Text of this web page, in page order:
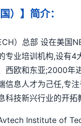
）】简介：
）总部 设在美国
专业培训机构,设有4
西欧和东亚;2000年
信息人才为己任,专
科技新兴行业的开拓
Institute of